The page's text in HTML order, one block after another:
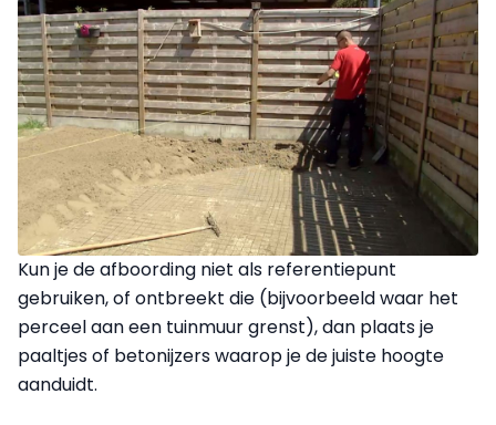
Kun je de afboording niet als referentiepunt
gebruiken, of ontbreekt die (bijvoorbeeld waar het
perceel aan een tuinmuur grenst), dan plaats je
paaltjes of betonijzers waarop je de juiste hoogte
aanduidt.